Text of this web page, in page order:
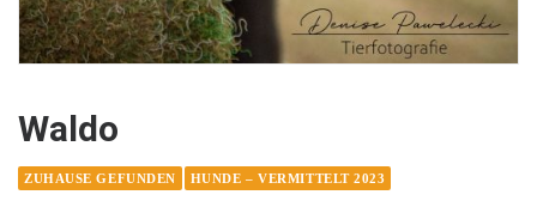
Waldo
ZUHAUSE GEFUNDEN HUNDE – VERMITTELT 2023